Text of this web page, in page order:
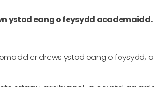
ystod eang o feysydd academaidd.
ar draws ystod eang o feysydd,